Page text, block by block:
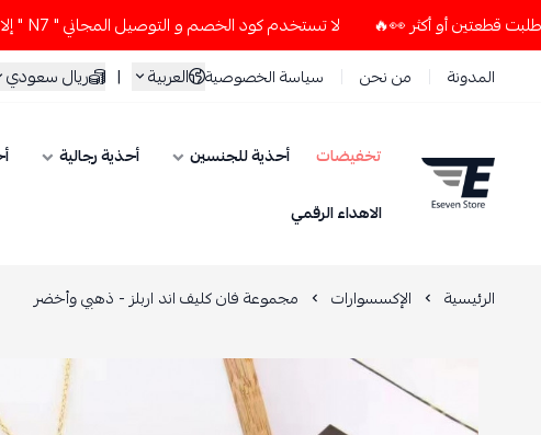
لا تستخدم كود الخصم و التوصيل المجاني " N7 " إلا إذا طلبت قطعتين أو أكثر 👀🔥
المدونة من نحن سياسة الخصوصية العربية | ريال سعودي
ESEVEN STORE
تخفيضات أحذية للجنسين أحذية رجالية
الاهداء الرقمي
الرئيسية الإكسسوارات مجموعة فان كليف اند اربلز - ذهبي وأخضر